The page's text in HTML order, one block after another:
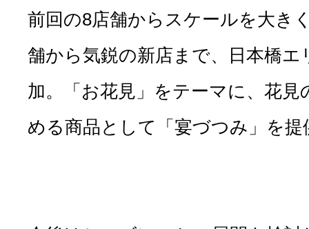
前回の8店舗からスケールを大き
舗から気鋭の新店まで、日本橋
加。「お花見」をテーマに、花見
める商品として「宴づつみ」を